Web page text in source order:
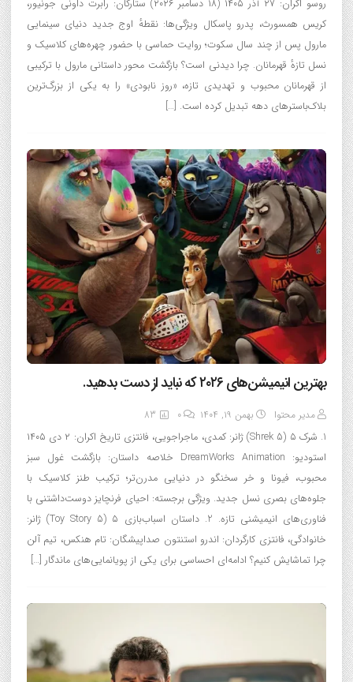
روسو اکران: ۲۷ آذر ۱۴۰۵ (۱۸ دسامبر ۲۰۲۶) ستارگان: رابرت داونی جونیور،
کریس همسورث، پدرو پاسکال ویژگی‌ها: نقطهٔ اوج جدید دنیای سینمایی
مارول پس از چند سال سکوت؛ روایت حماسی با حضور چهره‌های کلاسیک و
نسل تازهٔ قهرمانان. چرا دیدنی است؟ بازگشت محور داستانی مارول با ترکیبی
از قهرمانان محبوب و تهدیدی تازه، «روز نابودی» را به یکی از بزرگ‌ترین
بلاک‌باسترهای دهه تبدیل کرده است. […]
بهترین انیمیشن‌های ۲۰۲۶ که نباید از دست بدهید.
مدیر محتوا بهمن ۱۹, ۱۴۰۴ 0
83
1. شرک ۵ (Shrek 5) ژانر: کمدی، ماجراجویی، فانتزی تاریخ اکران: ۲ دی ۱۴۰۵
استودیو: DreamWorks Animation خلاصه داستان: بازگشت غول سبز
محبوب، فیونا و خر سخنگو در دنیایی مدرن‌تر؛ ترکیب طنز کلاسیک با
جلوه‌های بصری نسل جدید. ویژگی برجسته: احیای فرنچایز دوست‌داشتنی با
فناوری‌های انیمیشنی تازه. 2. داستان اسباب‌بازی ۵ (Toy Story 5) ژانر:
خانوادگی، فانتزی کارگردان: اندرو استنتون صداپیشگان: تام هنکس، تیم آلن
چرا تماشایش کنیم؟ ادامه‌ای احساسی برای یکی از پویانمایی‌های ماندگار […]